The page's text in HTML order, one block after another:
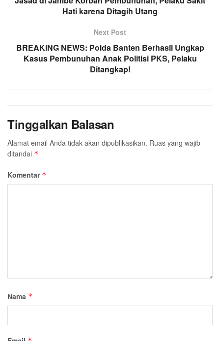
Hati karena Ditagih Utang
Next Post
BREAKING NEWS: Polda Banten Berhasil Ungkap
Kasus Pembunuhan Anak Politisi PKS, Pelaku
Ditangkap!
Tinggalkan Balasan
Alamat email Anda tidak akan dipublikasikan. Ruas yang wajib
ditandai *
Komentar *
Nama *